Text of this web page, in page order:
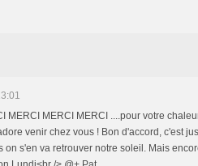
MERCI MERCI MERCI ....pour votre
venir chez vous ! Bon d'accord, c'est
on s'en va retrouver notre soleil. Mais